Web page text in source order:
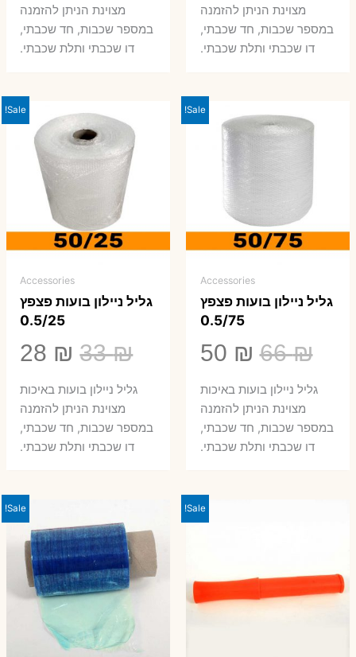
היה:
99 ₪.
מצוינת הניתן להזמנה
במספר שכבות, חד שכבתי,
דו שכבתי ותלת שכבתי.
היה:
66 ₪.
₪.
מצוינת הניתן להזמנה
במספר שכבות, חד שכבתי,
דו שכבתי ותלת שכבתי.
Sale!
Accessories
גליל ניילון בועות פצפץ
0.5/75
66₪
המחיר
המקורי
היה:
66 ₪.
50 ₪
הנוכחיגליל ניילון בועות באיכות
מצוינת הניתן להזמנה
במספר שכבות, חד שכבתי,
דו שכבתי ותלת שכבתי.
Sale!
Accessories
גליל ניילון בועות פצפץ
0.5/25
33₪
המחיר
המקורי
היה:
33 ₪.
28 ₪
₪.
גליל ניילון בועות באיכות
מצוינת הניתן להזמנה
במספר שכבות, חד שכבתי,
דו שכבתי ותלת שכבתי.
Sale!
Sale!